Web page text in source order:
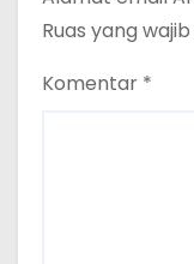
Ruas yang
Komentar *